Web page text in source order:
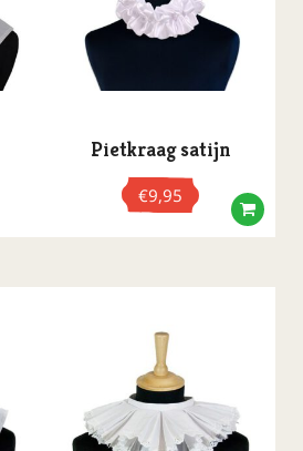
Pietkraag satijn
€9,95